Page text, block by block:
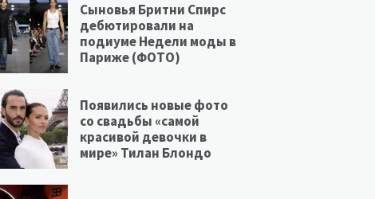
Сыновья Бритни Спирс
дебютировали на
подиуме Недели моды в
Париже (ФОТО)
Появились новые фото
со свадьбы «самой
красивой девочки в
мире» Тилан Блондо